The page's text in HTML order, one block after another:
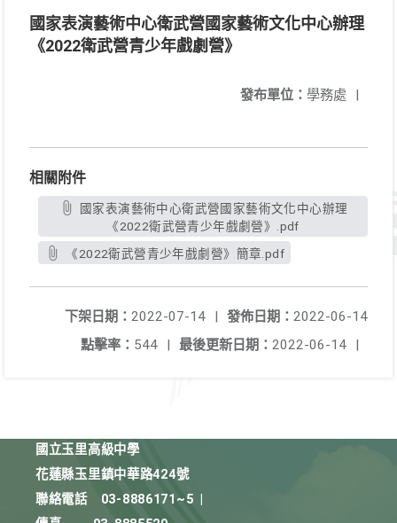
國家表演藝術中心衛武營國家藝術文化中心辦理
《2022衛武營青少年戲劇營》
發布單位： 學務處 |
相關附件
《2022衛武營青少年戲劇營》.pdf
《2022衛武營青少年戲劇營》簡章.pdf
發佈日期： 2022-06-14
下架日期： 2022-07-14
|
最後更新日期： 2022-06-14 |
點擊率： 544 |
國立玉里高級中學
花蓮縣玉里鎮中華路424號
聯絡電話
03-8886171~5